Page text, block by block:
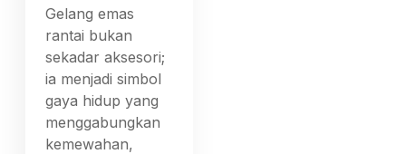
Gelang emas
rantai bukan
sekadar aksesori;
ia menjadi simbol
gaya hidup yang
menggabungkan
kemewahan,